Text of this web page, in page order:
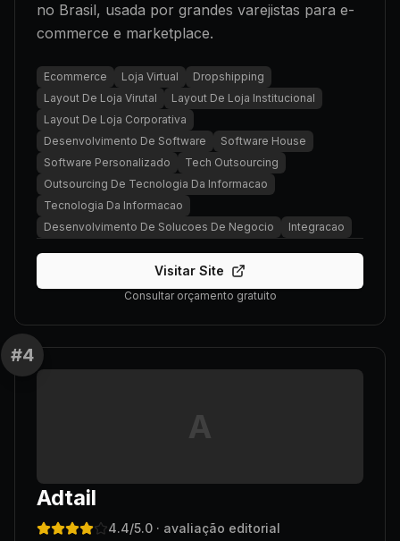
no Brasil, usada por grandes varejistas para e-
commerce e marketplace.
Ecommerce Loja Virtual
Dropshipping
Layout De Loja Virutal
Layout De Loja Institucional
Layout De Loja Corporativa
Desenvolvimento De Software
Software House
Software Personalizado
Tech Outsourcing
Outsourcing De Tecnologia Da Informacao
Tecnologia Da Informacao
Desenvolvimento De Solucoes De Negocio
Integracao
Visitar Site
Consultar orçamento gratuito
#4
A
Adtail
4.4/5.0 · avaliação editorial